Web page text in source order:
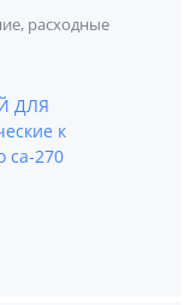
расходные
ДЛЯ
к
ca-270